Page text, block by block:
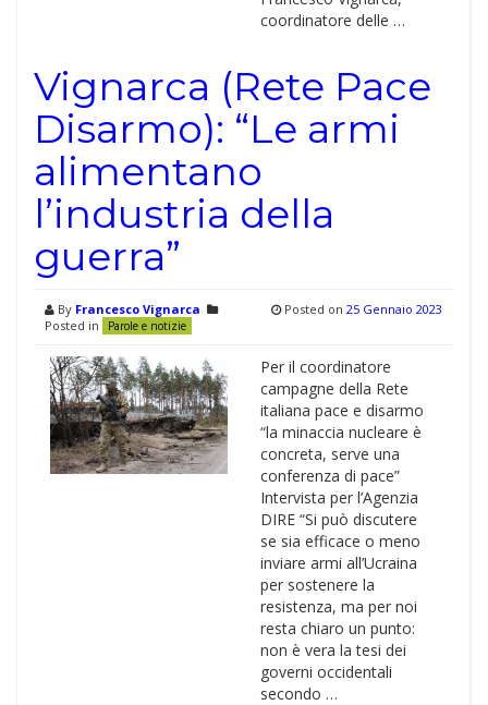
coordinatore delle …
Vignarca (Rete Pace
Disarmo): “Le armi
alimentano
l’industria della
guerra”
By Francesco Vignarca
Posted in
Parole e notizie
Posted on 25 Gennaio 2023
Per il coordinatore
campagne della Rete
italiana pace e disarmo
“la minaccia nucleare è
concreta, serve una
conferenza di pace”
Intervista per l’Agenzia
DIRE “Si può discutere
se sia efficace o meno
inviare armi all’Ucraina
per sostenere la
resistenza, ma per noi
resta chiaro un punto:
non è vera la tesi dei
governi occidentali
secondo …